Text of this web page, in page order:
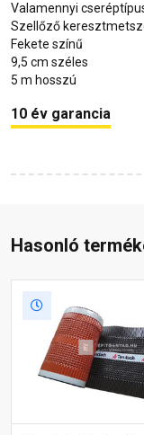
Valamennyi
Szellőző
Fekete színű
9,5 cm széles
5 m hosszú
10 év garancia
Hasonló